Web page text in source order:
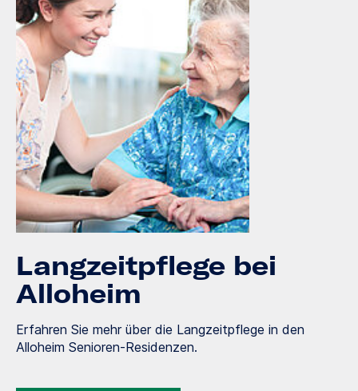
Langzeitpflege bei
Alloheim
Erfahren Sie mehr über die Langzeitpflege in den
Alloheim Senioren-Residenzen.